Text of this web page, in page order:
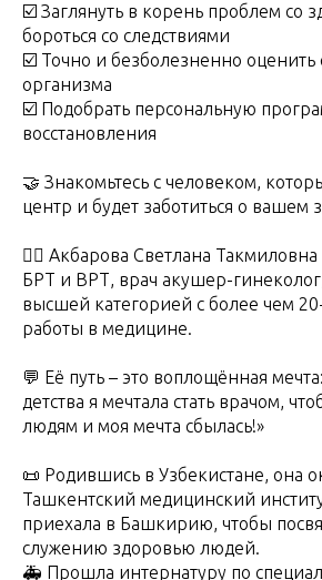
☑️ Заглянуть в корень проблем со
бороться со следствиями
☑️ Точно и безболезненно оценить
организма
☑️ Подобрать персональную
восстановления
🤝 Знакомьтесь с человеком,
центр и будет заботиться о вашем
👩‍⚕️ Акбарова Светлана Такмиловна
БРТ и ВРТ, врач акушер-
высшей категорией с более чем
работы в медицине.
💬 Её путь – это воплощённая
детства я мечтала стать врачом,
людям и моя мечта сбылась!»
📜 Родившись в Узбекистане, она
Ташкентский медицинский
приехала в Башкирию, чтобы
служению здоровью людей.
🚑 Прошла интернатуру по